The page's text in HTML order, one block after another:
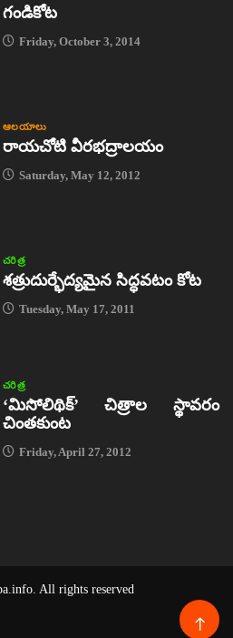
గండికోట
Friday, October 3, 2014
ఆలయాలు
రాయచోటి వీరభద్రాలయం
Saturday, May 12, 2012
చరిత్ర
శత్రుదుర్భేద్యమైన సిద్ధవటం కోట
Tuesday, May 17, 2011
చరిత్ర
‘మిసోలిథిక్‌’ చిత్రాల స్థావరం
చింతకుంట
Friday, April 27, 2012
All rights reserved